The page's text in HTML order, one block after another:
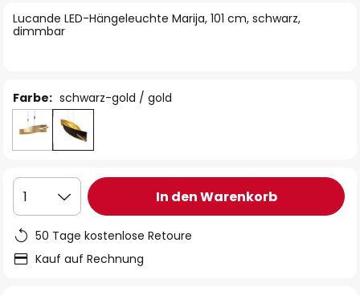
Lucande LED-Hängeleuchte Marija, 101 cm, schwarz,
dimmbar
Farbe: schwarz-gold / gold
1 In den Warenkorb
50 Tage kostenlose Retoure
Kauf auf Rechnung